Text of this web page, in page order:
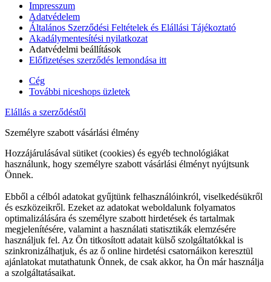
Impresszum
Adatvédelem
Általános Szerződési Feltételek és Elállási Tájékoztató
Akadálymentesítési nyilatkozat
Adatvédelmi beállítások
Előfizetéses szerződés lemondása itt
Cég
További niceshops üzletek
Elállás a szerződéstől
Személyre szabott vásárlási élmény
Hozzájárulásával sütiket (cookies) és egyéb technológiákat
használunk, hogy személyre szabott vásárlási élményt nyújtsunk
Önnek.
Ebből a célból adatokat gyűjtünk felhasználóinkról, viselkedésükről
és eszközeikről. Ezeket az adatokat weboldalunk folyamatos
optimalizálására és személyre szabott hirdetések és tartalmak
megjelenítésére, valamint a használati statisztikák elemzésére
használjuk fel. Az Ön titkosított adatait külső szolgáltatókkal is
szinkronizálhatjuk, és az ő online hirdetési csatornáikon keresztül
ajánlatokat mutathatunk Önnek, de csak akkor, ha Ön már használja
a szolgáltatásaikat.